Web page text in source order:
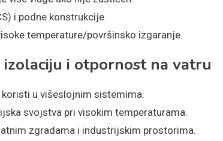
i podne konstrukcije.
temperature/površinsko izgaranje.
i otpornost na vatru
u višeslojnim sistemima.
svojstva pri visokim temperaturama.
zgradama i industrijskim prostorima.